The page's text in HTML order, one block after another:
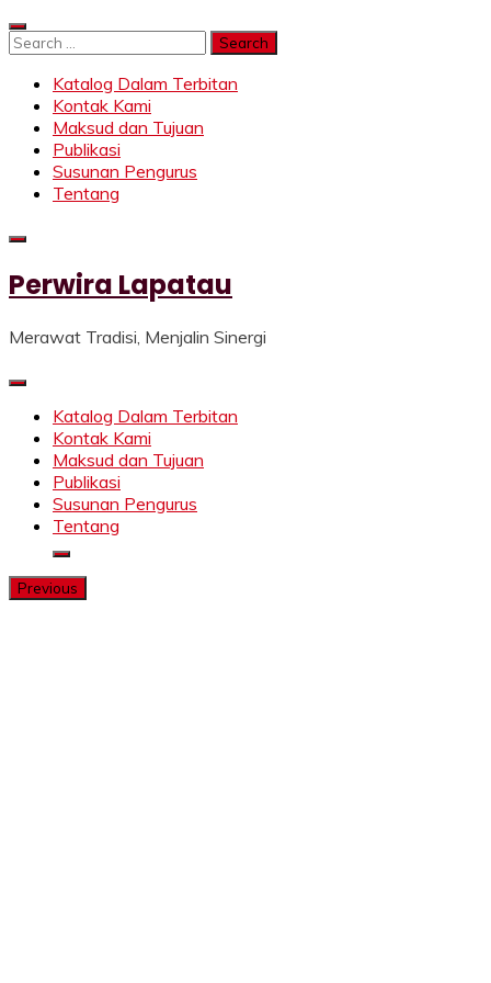
Skip
to
Search
Katalog Dalam Terbitan
Kontak Kami
Maksud dan Tujuan
Publikasi
Susunan Pengurus
Tentang
Perwira Lapatau
Merawat Tradisi, Menjalin Sinergi
Katalog Dalam Terbitan
Kontak Kami
Maksud dan Tujuan
Publikasi
Susunan Pengurus
Tentang
Previous